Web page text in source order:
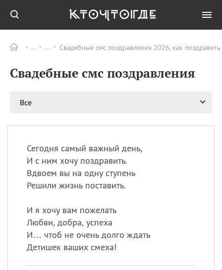
Свадебные смс поздравления 2026, как
Свадебные смс поздравления
Все
Сегодня самый важный день,
И с ним хочу поздравить.
Вдвоем вы на одну ступень
Решили жизнь поставить.
И я хочу вам пожелать
Любви, добра, успеха
И… чтоб не очень долго ждать
Детишек ваших смеха!
ПРАЗДНИКИ Все
09.08 День памяти
великомученика и
11.08
День полета на
воздушном шарике
11.08 День Святой Клары —
ИМЕНА
Сегодня празднуют именины